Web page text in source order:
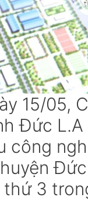
15/05,
Đức
công
thứ 3